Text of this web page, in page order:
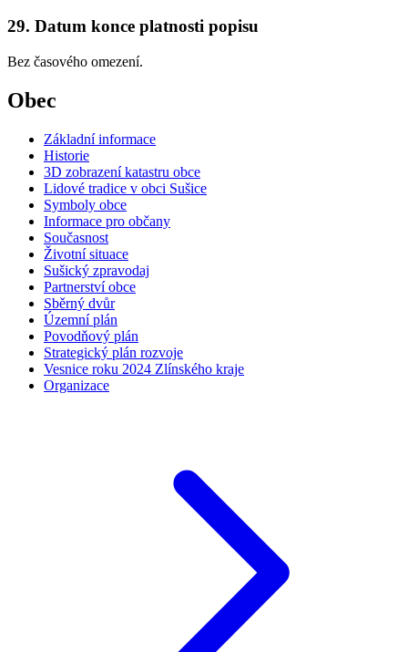
29. Datum konce platnosti popisu
Bez časového omezení.
Obec
Základní informace
Historie
3D zobrazení katastru obce
Lidové tradice v obci Sušice
Symboly obce
Informace pro občany
Současnost
Životní situace
Sušický zpravodaj
Partnerství obce
Sběrný dvůr
Územní plán
Povodňový plán
Strategický plán rozvoje
Vesnice roku 2024 Zlínského kraje
Organizace